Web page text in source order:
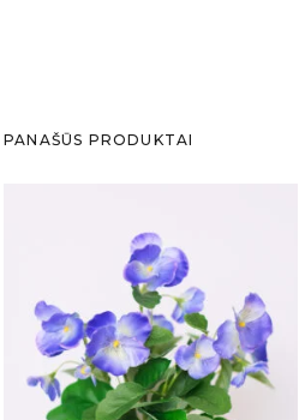
PANAŠŪS PRODUKTAI